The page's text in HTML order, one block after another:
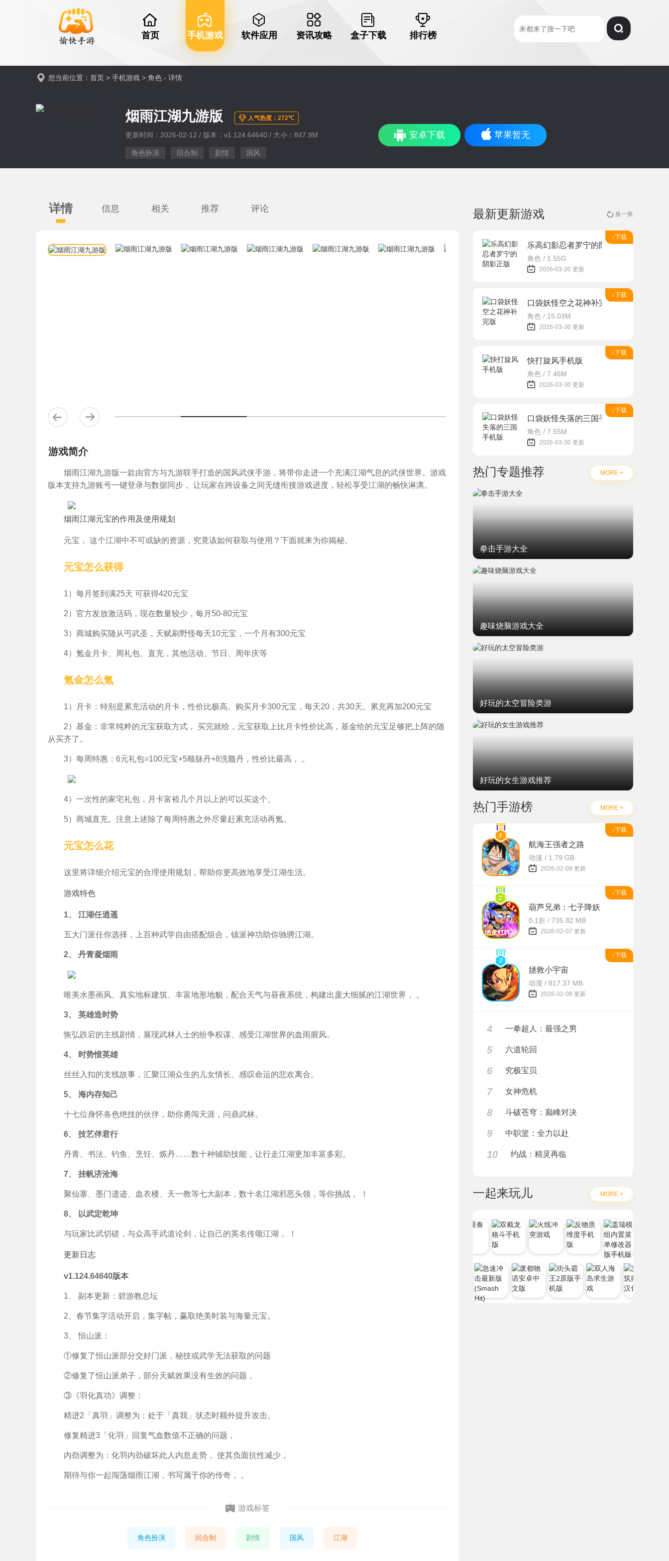
首页 手机游戏 软件应用 资讯攻略 盒子下载 排行榜
您当前位置： 首页 > 手机游戏 > 角色 - 详情
烟雨江湖九游版 人气热度：272℃
更新时间：2026-02-12 / 版本：v1.124.64640 / 大小：847.9M
角色扮演 回合制 剧情 国风
安卓下载 苹果暂无
详情 信息 相关 推荐 评论
游戏简介
烟雨江湖九游版一款由官方与九游联手打造的国风武侠手游，将带你走进一个充满江湖气息的武侠世界。游戏
版本支持九游账号一键登录与数据同步， 让玩家在跨设备之间无缝衔接游戏进度，轻松享受江湖的畅快淋漓。
烟雨江湖元宝的作用及使用规划
元宝， 这个江湖中不可或缺的资源，究竟该如何获取与使用？下面就来为你揭秘。
元宝怎么获得
1）每月签到满25天 可获得420元宝
2）官方发放激活码，现在数量较少，每月50-80元宝
3）商城购买随从丐武圣，天赋刷野怪每天10元宝，一个月有300元宝
4）氪金月卡、周礼包、直充，其他活动、节日、周年庆等
氪金怎么氪
1）月卡：特别是累充活动的月卡，性价比极高。购买月卡300元宝，每天20，共30天。累充再加200元宝
2）基金：非常纯粹的元宝获取方式， 买完就给，元宝获取上比月卡性价比高，基金给的元宝足够把上阵的随
从买齐了。
3）每周特惠：6元礼包=100元宝+5顺脉丹+8洗髓丹，性价比最高， 。
4）一次性的家宅礼包，月卡富裕几个月以上的可以买这个。
5）商城直充。注意上述除了每周特惠之外尽量赶累充活动再氪。
元宝怎么花
这里将详细介绍元宝的合理使用规划，帮助你更高效地享受江湖生活。
游戏特色
1、 江湖任逍遥
五大门派任你选择，上百种武学自由搭配组合，镇派神功助你驰骋江湖。
2、 丹青凝烟雨
唯美水墨画风、真实地标建筑、丰富地形地貌，配合天气与昼夜系统，构建出庞大细腻的江湖世界， 。
3、 英雄造时势
恢弘跌宕的主线剧情，展现武林人士的纷争权谋、感受江湖世界的血雨腥风。
4、 时势惜英雄
丝丝入扣的支线故事，汇聚江湖众生的儿女情长、感叹命运的悲欢离合。
5、 海内存知己
十七位身怀各色绝技的伙伴，助你勇闯天涯，问鼎武林。
6、 技艺伴君行
丹青、书法、钓鱼、烹饪、炼丹……数十种辅助技能，让行走江湖更加丰富多彩。
7、 挂帆济沧海
聚仙寨、墨门遗迹、血衣楼、天一教等七大副本，数十名江湖邪恶头领，等你挑战， ！
8、 以武定乾坤
与玩家比武切磋，与众高手武道论剑，让自己的英名传颂江湖， ！
更新日志
v1.124.64640版本
1、 副本更新：碧游教总坛
2、春节集字活动开启，集字帖，赢取绝美时装与海量元宝。
3、 恒山派：
①修复了恒山派部分交好门派，秘技或武学无法获取的问题
②修复了恒山派弟子，部分天赋效果没有生效的问题，
③《羽化真功》调整：
精进2「真羽」调整为：处于「真我」状态时额外提升攻击。
修复精进3「化羽」回复气血数值不正确的问题，
内劲调整为：化羽内劲破坏此人内息走势， 使其负面抗性减少，
期待与你一起闯荡烟雨江湖，书写属于你的传奇， 。
游戏标签
角色扮演 回合制 剧情 国风 江湖
最新更新游戏 换一换
↓下载
乐高幻影忍者罗宁的阴影正版
角色 / 1.55G
2026-03-30 更新
↓下载
口袋妖怪空之花神补完版
角色 / 15.03M
2026-03-30 更新
↓下载
快打旋风手机版
角色 / 7.46M
2026-03-30 更新
↓下载
口袋妖怪失落的三国手机版
角色 / 7.55M
2026-03-30 更新
热门专题推荐 MORE +
拳击手游大全
趣味烧脑游戏大全
好玩的太空冒险类游
好玩的女生游戏推荐
热门手游榜 MORE +
↓下载
航海王强者之路
动漫 / 1.79 GB
2026-02-09 更新
↓下载
葫芦兄弟：七子降妖
0.1折 / 735.82 MB
2026-02-07 更新
↓下载
拯救小宇宙
动漫 / 817.37 MB
2026-02-08 更新
4 一拳超人：最强之男
5 六道轮回
6 究极宝贝
7 女神危机
8 斗破苍穹：巅峰对决
9 中职篮：全力以赴
10 约战：精灵再临
一起来玩儿 MORE +